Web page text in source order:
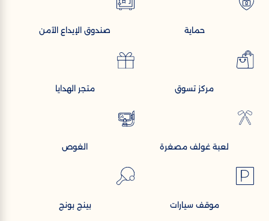
حماية صندوق الإيداع الآمن
مركز تسوق متجر الهدايا
لعبة غولف مصغرة الغوص
موقف سيارات بينج بونج